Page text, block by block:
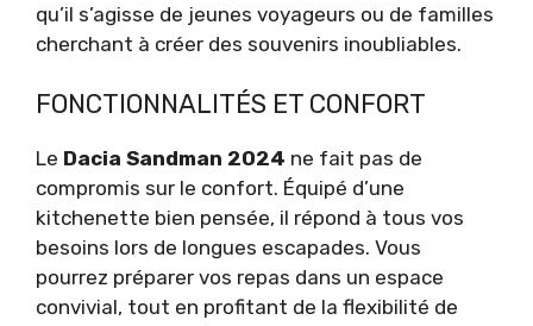
qu’il s’agisse de jeunes voyageurs ou de familles
cherchant à créer des souvenirs inoubliables.
FONCTIONNALITÉS ET CONFORT
Le Dacia Sandman 2024 ne fait pas de
compromis sur le confort. Équipé d’une
kitchenette bien pensée, il répond à tous vos
besoins lors de longues escapades. Vous
pourrez préparer vos repas dans un espace
convivial, tout en profitant de la flexibilité de